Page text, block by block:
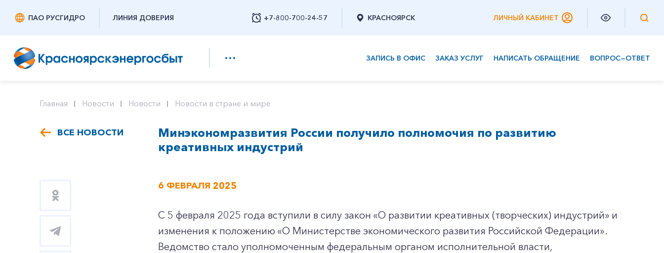
ПАО РУСГИДРО ЛИНИЯ ДОВЕРИЯ +7-800-700-24-57
Заказать обратный звонок
КРАСНОЯРСК ЛИЧНЫЙ КАБИНЕТ
ЗАПИСЬ В ОФИС ЗАКАЗ УСЛУГ НАПИСАТЬ ОБРАЩЕНИЕ ВОПРОС—ОТВЕТ
Главная Новости Новости Новости в стране и мире
ВСЕ НОВОСТИ
Минэкономразвития России получило полномочия по развитию
креативных индустрий
6 ФЕВРАЛЯ 2025
С 5 февраля 2025 года вступили в силу закон «О развитии креативных (творческих) индустрий» и
изменения к положению «О Министерстве экономического развития Российской Федерации».
Ведомство стало уполномоченным федеральным органом исполнительной власти,